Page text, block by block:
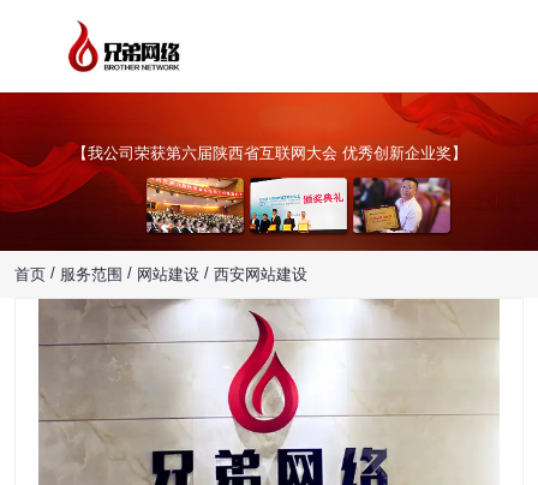
创新网站设计，为企业创造价值
【我公司荣获第六届陕西省互联网大会 优秀创新企业奖】
首页 / 服务范围 / 网站建设 / 西安网站建设